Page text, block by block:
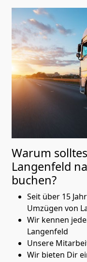
Warum
Langenfeld
buchen?
Seit über 15
Umzügen von
Wir kennen
Langenfeld
Unsere
Wir bieten Dir